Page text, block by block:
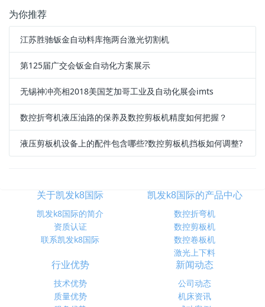
为你推荐
江苏胜驰钣金自动料库拖两台激光切割机
第125届广交会钣金自动化方案展示
无锡神冲亮相2018美国芝加哥工业及自动化展会imts
数控折弯机液压油路的保养及数控剪板机精度如何把握？
液压剪板机设备上的配件包含哪些?数控剪板机挡板如何调整?
关于凯发k8国际
凯发k8国际的简介
资质认证
联系凯发k8国际
凯发k8国际的产品中心
数控折弯机
数控剪板机
数控卷板机
激光上下料
行业优势
技术优势
质量优势
新闻动态
公司动态
机床资讯